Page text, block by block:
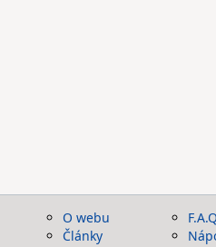
O webu
Články